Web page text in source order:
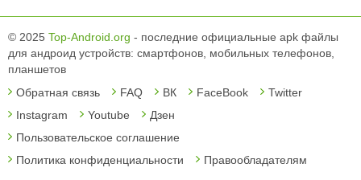
© 2025 Top-Android.org - последние официальные apk файлы
для андроид устройств: смартфонов, мобильных телефонов,
планшетов
Обратная связь
FAQ ВК FaceBook
Twitter
Instagram
Youtube
Дзен
Пользовательское соглашение
Политика конфиденциальности
Правообладателям